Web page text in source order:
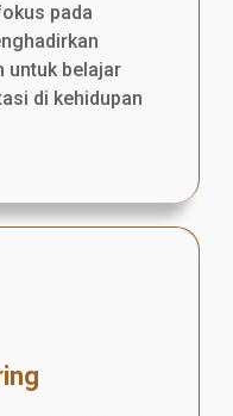
pada
untuk belajar
di kehidupan